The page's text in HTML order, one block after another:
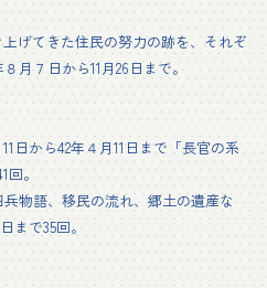
げてきた住民の努力の跡を、それぞ
月７日から11月26日まで。
日から42年４月11日まで「長官の系
回。
物語、移民の流れ、郷土の遺産な
まで35回。